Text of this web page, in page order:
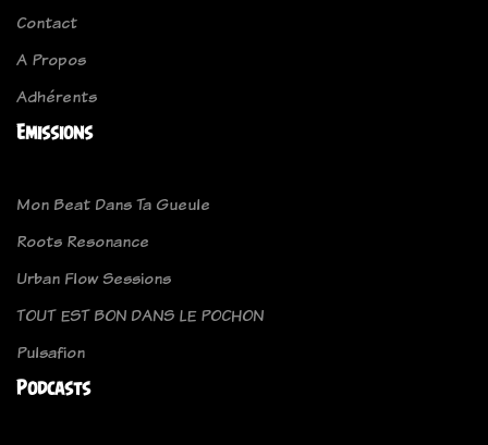
Contact
A Propos
Adhérents
Emissions
Mon Beat Dans Ta Gueule
Roots Resonance
Urban Flow Sessions
TOUT EST BON DANS LE POCHON
Pulsafion
Podcasts